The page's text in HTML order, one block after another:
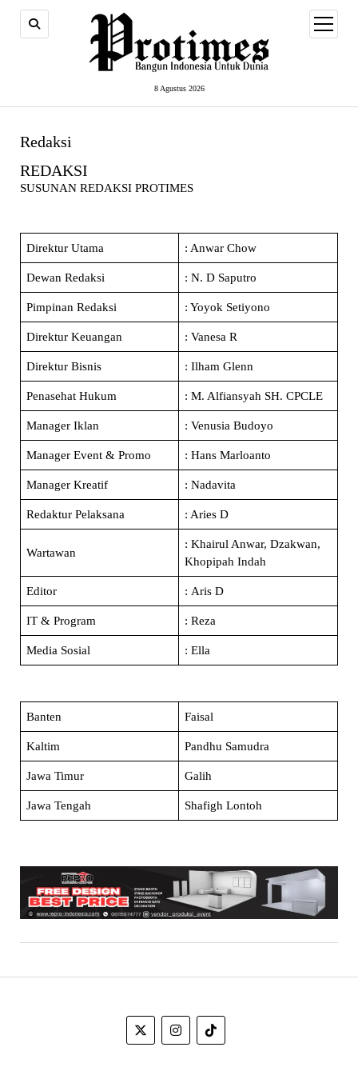
8 Agustus 2026
open
menu
Redaksi
REDAKSI
SUSUNAN REDAKSI PROTIMES
Direktur Utama : Anwar Chow
Dewan Redaksi : N. D Saputro
Pimpinan Redaksi : Yoyok Setiyono
Direktur Keuangan : Vanesa R
Direktur Bisnis : Ilham Glenn
Penasehat Hukum : M. Alfiansyah SH. CPCLE
Manager Iklan : Venusia Budoyo
Manager Event & Promo : Hans Marloanto
Manager Kreatif : Nadavita
Redaktur Pelaksana : Aries D
Wartawan
: Khairul Anwar, Dzakwan,
Khopipah Indah
Editor : Aris D
IT & Program : Reza
Media Sosial : Ella
Banten Faisal
Kaltim Pandhu Samudra
Jawa Timur Galih
Jawa Tengah Shafigh Lontoh